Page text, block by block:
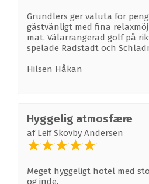
Grundlers ger valuta för
gästvänligt med fina
mat. Välarrangerad golf på
spelade Radstadt och
Hilsen Håkan
Hyggelig atmosfære
af Leif Skovby Andersen
Meget hyggeligt hotel med
og inde.